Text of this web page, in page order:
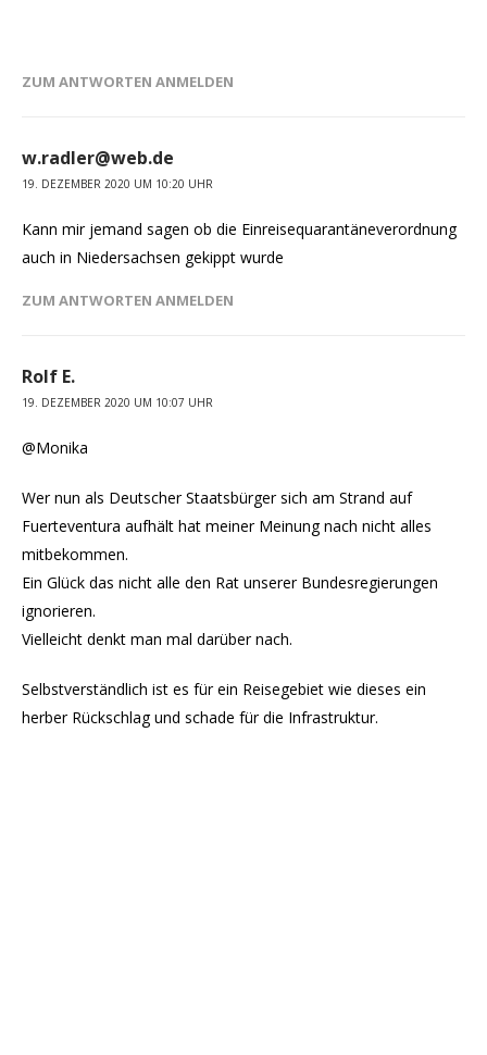
ZUM ANTWORTEN ANMELDEN
w.radler@web.de
19. DEZEMBER 2020 UM 10:20 UHR
Kann mir jemand sagen ob die Einreisequarantäneverordnung
auch in Niedersachsen gekippt wurde
ZUM ANTWORTEN ANMELDEN
Rolf E.
19. DEZEMBER 2020 UM 10:07 UHR
@Monika
Wer nun als Deutscher Staatsbürger sich am Strand auf
Fuerteventura aufhält hat meiner Meinung nach nicht alles
mitbekommen.
Ein Glück das nicht alle den Rat unserer Bundesregierungen
ignorieren.
Vielleicht denkt man mal darüber nach.
Selbstverständlich ist es für ein Reisegebiet wie dieses ein
herber Rückschlag und schade für die Infrastruktur.